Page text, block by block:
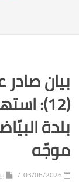
بيان
(12):‏
بلدة
موجّه